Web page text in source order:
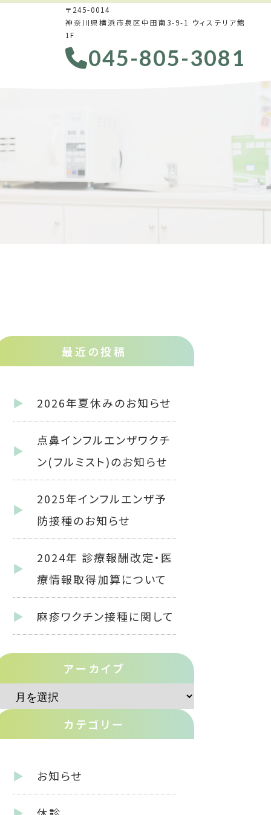
〒245-0014
神奈川県横浜市泉区中田南3-9-1 ウィステリア館
1F
045-805-3081
最近の投稿
2026年夏休みのお知らせ
点鼻インフルエンザワクチ
ン(フルミスト)のお知らせ
2025年インフルエンザ予
防接種のお知らせ
2024年 診療報酬改定・医
療情報取得加算について
麻疹ワクチン接種に関して
アーカイブ
カテゴリー
お知らせ